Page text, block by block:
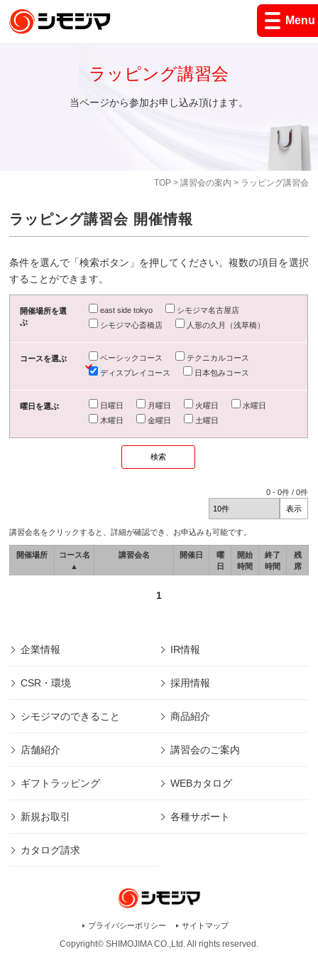
Menu
TOP> 講習会の案内 > ラッピング講習会
ラッピング講習会
当ページから参加お申し込み頂けます。
ラッピング講習会 開催情報
条件を選んで「検索ボタン」を押してください。複数の項目を選択
することができます。
開催場所を選
ぶ
east side tokyo
シモジマ名古屋店
シモジマ心斎橋店
人形の久月（浅草橋）
コースを選ぶ ベーシックコース
テクニカルコース
ディスプレイコース
日本包みコース
曜日を選ぶ 日曜日 月曜日 火曜日
水曜日
木曜日
金曜日 土曜日
0 -0件 /0件
講習会名をクリックすると、詳細が確認でき、お申込みも可能です。
開催場所
コース名
▲
講習会名 開催日
曜
日
開始
時間
終了
時間
残
席
1
企業情報 IR情報
CSR・環境 採用情報
シモジマのできること 商品紹介
店舗紹介 講習会のご案内
ギフトラッピング WEBカタログ
新規お取引 各種サポート
カタログ請求
プライバシーポリシー サイトマップ
Copyright© SHIMOJIMA CO.,Ltd. All rights reserved.